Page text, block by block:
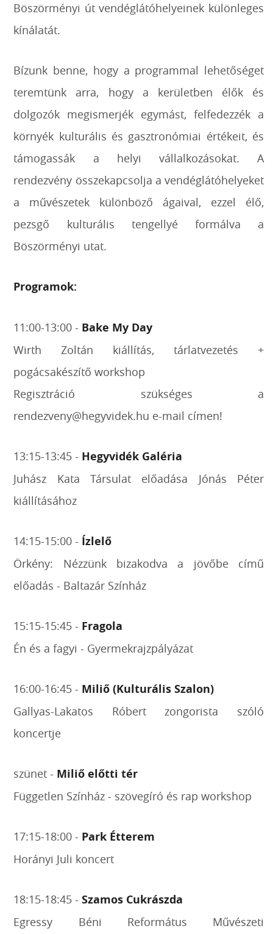
Böszörményi út vendéglátóhelyeinek különleges
kínálatát.
Bízunk benne, hogy a programmal lehetőséget
teremtünk arra, hogy a kerületben élők és
dolgozók megismerjék egymást, felfedezzék a
környék kulturális és gasztronómiai értékeit, és
támogassák a helyi vállalkozásokat. A
rendezvény összekapcsolja a vendéglátóhelyeket
a művészetek különböző ágaival, ezzel élő,
pezsgő kulturális tengellyé formálva a
Böszörményi utat.
Programok:
11:00-13:00 - Bake My Day
Wirth Zoltán kiállítás, tárlatvezetés +
pogácsakészítő workshop
Regisztráció szükséges a
rendezveny@hegyvidek.hu e-mail címen!
13:15-13:45 - Hegyvidék Galéria
Juhász Kata Társulat előadása Jónás Péter
kiállításához
14:15-15:00 - Ízlelő
Örkény: Nézzünk bizakodva a jövőbe című
előadás - Baltazár Színház
15:15-15:45 - Fragola
Én és a fagyi - Gyermekrajzpályázat
16:00-16:45 - Miliő (Kulturális Szalon)
Gallyas-Lakatos Róbert zongorista szóló
koncertje
szünet - Miliő előtti tér
Független Színház - szövegíró és rap workshop
17:15-18:00 - Park Étterem
Horányi Juli koncert
18:15-18:45 -Szamos Cukrászda
Egressy Béni Református Művészeti